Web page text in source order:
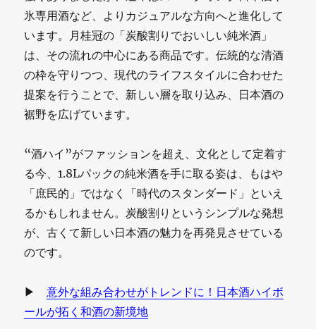
氷専用酒など、よりカジュアルな方向へと進化して
います。月桂冠の「炭酸割りでおいしい純米酒」
は、その流れの中心にある商品です。伝統的な清酒
の枠を守りつつ、現代のライフスタイルに合わせた
提案を行うことで、新しい層を取り込み、日本酒の
裾野を広げています。
“酒ハイ”がファッションを超え、文化として定着す
る今、1.8Lパックの純米酒を手に取る姿は、もはや
「庶民的」ではなく「時代のスタンダード」といえ
るかもしれません。炭酸割りというシンプルな発想
が、古くて新しい日本酒の魅力を再発見させている
のです。
▶意外な組み合わせがトレンドに！日本酒ハイボ
ールが拓く和酒の新境地